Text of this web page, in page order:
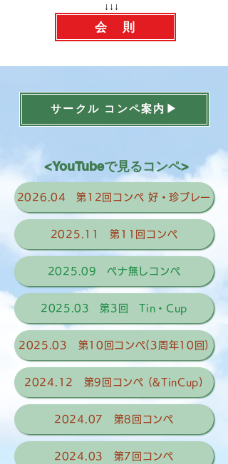
​↓↓↓
会 則
サークル コンペ案内▶
​<YouTubeで見るコンペ>
2026.04 第12回コンペ 好・珍プレー
2025.11 第11回コンペ
2025.09 ペナ無しコンペ
2025.03 第3回 Tin・Cup
2025.03 第10回コンペ(3周年10回)
2024.12 第9回コンペ (&TinCup)
2024.07 第8回コンペ
2024.03 第7回コンペ